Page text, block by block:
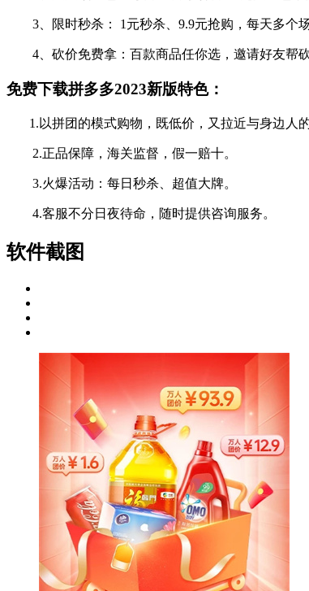
3、限时秒杀： 1元秒杀、9.9元抢购，每天多个场
4、砍价免费拿：百款商品任你选，邀请好友帮砍
免费下载拼多多2023新版特色：
1.以拼团的模式购物，既低价，又拉近与身边人的
2.正品保障，海关监督，假一赔十。
3.火爆活动：每日秒杀、超值大牌。
4.客服不分日夜待命，随时提供咨询服务。
软件截图